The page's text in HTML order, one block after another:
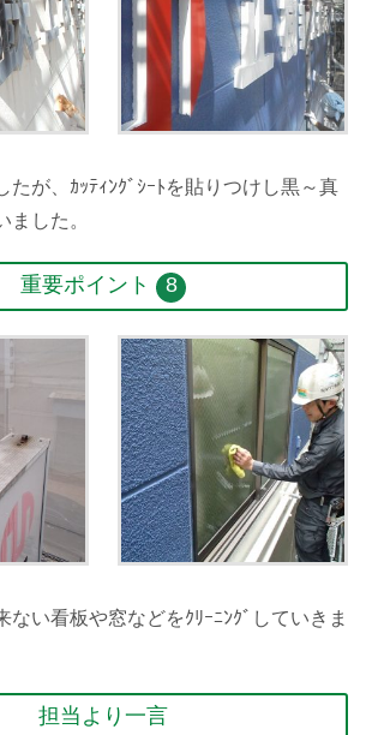
たが、ｶｯﾃｨﾝｸﾞｼｰﾄを貼りつけし黒～真
ました。
重要ポイント 8
ない看板や窓などをｸﾘｰﾆﾝｸﾞしていきま
担当より一言